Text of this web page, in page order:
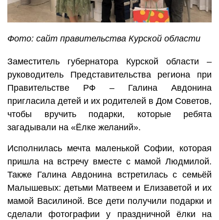
Фото: сайт правительства Курской области
Заместитель губернатора Курской области –
руководитель Представительства региона при
Правительстве РФ – Галина Авдонина
пригласила детей и их родителей в Дом Советов,
чтобы вручить подарки, которые ребята
загадывали на «Ёлке желаний».
Исполнилась мечта маленькой Софии, которая
пришла на встречу вместе с мамой Людмилой.
Также Галина Авдонина встретилась с семьёй
Малышевых: детьми Матвеем и Елизаветой и их
мамой Василиной. Все дети получили подарки и
сделали фотографии у праздничной ёлки на